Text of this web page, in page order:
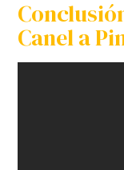
Canel a